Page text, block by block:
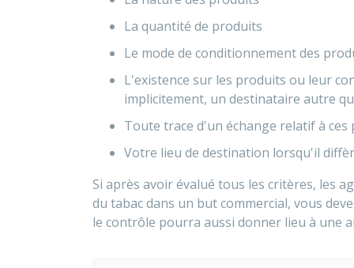
La quantité de produits
Le mode de conditionnement des
L'existence sur les produits ou leur
implicitement, un destinataire autre
Toute trace d'un échange relatif à
Votre lieu de destination lorsqu'il
Si après avoir évalué tous les critères, les
du tabac dans un but commercial, vous
le contrôle pourra aussi donner lieu à une